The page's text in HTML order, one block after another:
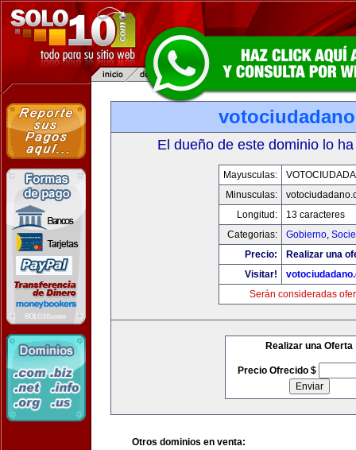
El dueño de este dominio lo
Mayusculas:
Minusculas:
Longitud:
13 caracteres
Categorias:
Gobierno,
Precio:
Realizar una
Visitar!
Serán consideradas
Realizar una Oferta
Precio Ofrecido $
Otros dominios en venta: